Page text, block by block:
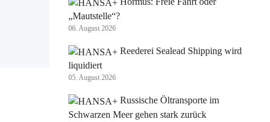
„Mautstelle“?
06. August 2026
Reederei Sealead Shipping wird
liquidiert
05. August 2026
Russische Öltransporte im
Schwarzen Meer gehen stark zurück